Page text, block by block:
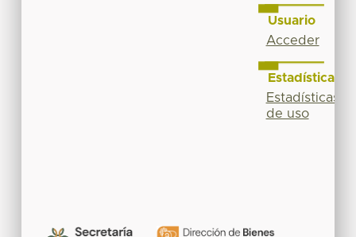
Usuario
Acceder
Estadísticas
Estadísticas
de uso